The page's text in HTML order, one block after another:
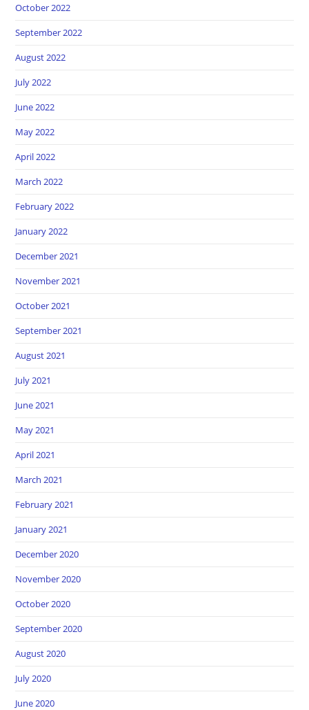
October 2022
September 2022
August 2022
July 2022
June 2022
May 2022
April 2022
March 2022
February 2022
January 2022
December 2021
November 2021
October 2021
September 2021
August 2021
July 2021
June 2021
May 2021
April 2021
March 2021
February 2021
January 2021
December 2020
November 2020
October 2020
September 2020
August 2020
July 2020
June 2020